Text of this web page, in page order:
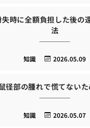
時に全額負担した後の
法
2026.05.09
知識
径部の腫れで慌てない
2026.05.07
知識